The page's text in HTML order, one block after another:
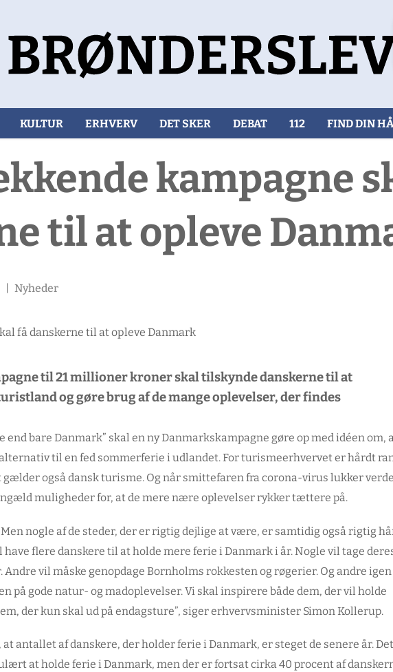
KULTUR ERHVERV DET SKER DEBAT 112 FIND DIN
kampagne
til at opleve
| Nyheder
til 21 millioner kroner skal tilskynde danskerne til at
og gøre brug af de mange oplevelser, der findes
bare Danmark” skal en ny Danmarkskampagne gøre op med idéen om,
til en fed sommerferie i udlandet. For turismeerhvervet er hårdt
gælder også dansk turisme. Og når smittefaren fra corona-virus lukker
muligheder for, at de mere nære oplevelser rykker tættere på.
nogle af de steder, der er rigtig dejlige at være, er samtidig også rigtig
flere danskere til at holde mere ferie i Danmark i år. Nogle vil tage
vil måske genopdage Bornholms rokkesten og røgerier. Og andre
på gode natur- og madoplevelser. Vi skal inspirere både dem, der vil holde
der kun skal ud på endagsture”, siger erhvervsminister Simon Kollerup.
antallet af danskere, der holder ferie i Danmark, er steget de senere år.
at holde ferie i Danmark, men der er fortsat cirka 40 procent af